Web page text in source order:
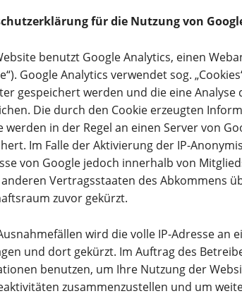
für die Nutzung von
benutzt Google Analytics, einen
Google Analytics verwendet sog.
gespeichert werden und die eine
Die durch den Cookie erzeugten
werden in der Regel an einen Server von
Im Falle der Aktivierung der IP-
von Google jedoch innerhalb von
Vertragsstaaten des Abkommens
zuvor gekürzt.
wird die volle IP-Adresse an
und dort gekürzt. Im Auftrag des
benutzen, um Ihre Nutzung der
zusammenzustellen und um